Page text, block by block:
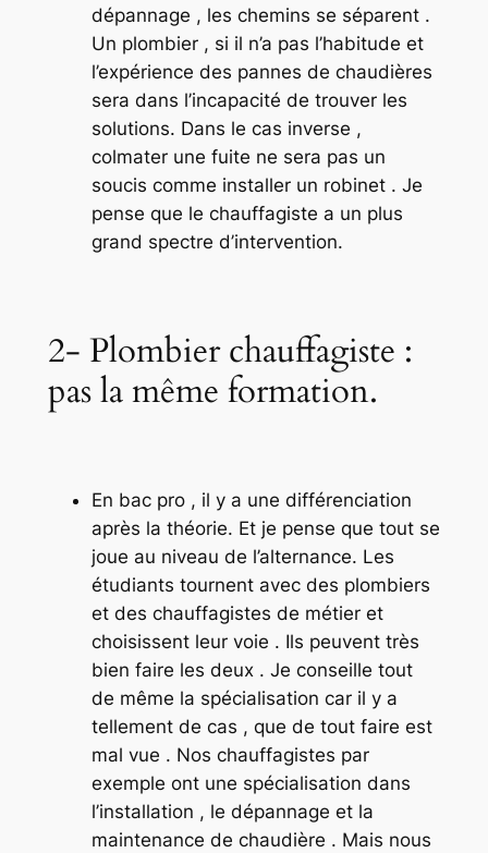
dépannage , les chemins se séparent .
Un plombier , si il n’a pas l’habitude et
l’expérience des pannes de chaudières
sera dans l’incapacité de trouver les
solutions. Dans le cas inverse ,
colmater une fuite ne sera pas un
soucis comme installer un robinet . Je
pense que le chauffagiste a un plus
grand spectre d’intervention.
2- Plombier chauffagiste :
pas la même formation.
En bac pro , il y a une différenciation
après la théorie. Et je pense que tout se
joue au niveau de l’alternance. Les
étudiants tournent avec des plombiers
et des chauffagistes de métier et
choisissent leur voie . Ils peuvent très
bien faire les deux . Je conseille tout
de même la spécialisation car il y a
tellement de cas , que de tout faire est
mal vue . Nos chauffagistes par
exemple ont une spécialisation dans
l’installation , le dépannage et la
maintenance de chaudière . Mais nous